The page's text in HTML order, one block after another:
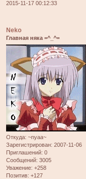
2015-11-17 00:12:33
Neko
Главная няка =^_^=
Откуда: ~nyaa~
Зарегистрирован: 2007-11-06
Приглашений: 0
Сообщений: 3005
Уважение: +258
Позитив: +127